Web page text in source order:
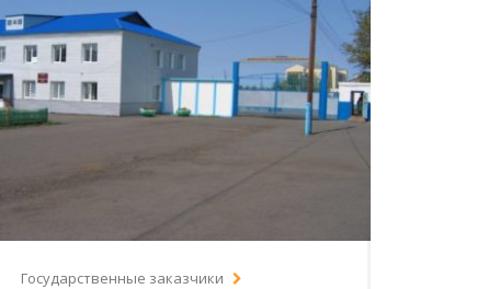
Государственные заказчики